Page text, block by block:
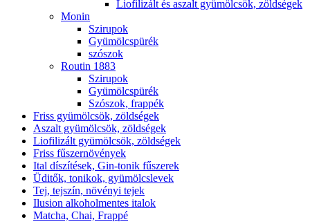
Liofilizált és aszalt gyümölcsök, zöldségek
Monin
Szirupok
Gyümölcspürék
szószok
Routin 1883
Szirupok
Gyümölcspürék
Szószok, frappék
Friss gyümölcsök, zöldségek
Aszalt gyümölcsök, zöldségek
Liofilizált gyümölcsök, zöldségek
Friss fűszernövények
Ital díszítések, Gin-tonik fűszerek
Üditők, tonikok, gyümölcslevek
Tej, tejszín, növényi tejek
Ilusion alkoholmentes italok
Matcha, Chai, Frappé